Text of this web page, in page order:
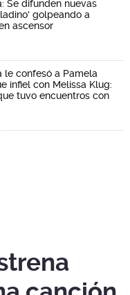
Se difunden nuevas
golpeando a
ascensor
le confesó a Pamela
infiel con Melissa Klug:
tuvo encuentros con